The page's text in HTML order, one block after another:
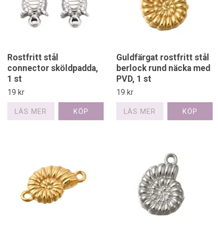
Rostfritt stål
connector sköldpadda,
1 st
19 kr
LÄS MER
Guldfärgat rostfritt stål
berlock rund näcka med
PVD, 1 st
19 kr
LÄS MER